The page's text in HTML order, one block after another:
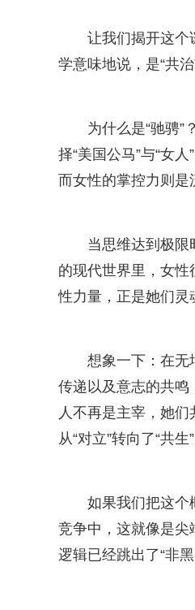
让我们揭开这
学意味地说，是“共治
为什么是“驰骋
择“美国公马”与“女
而女性的掌控力则是
当思维达到极限
的现代世界里，女性
性力量，正是她们灵
想象一下：在无
传递以及意志的共鸣
人不再是主宰，她
从“对立”转向了“共生”
如果我们把这个
竞争中，这就像是尖
逻辑已经跳出了“非